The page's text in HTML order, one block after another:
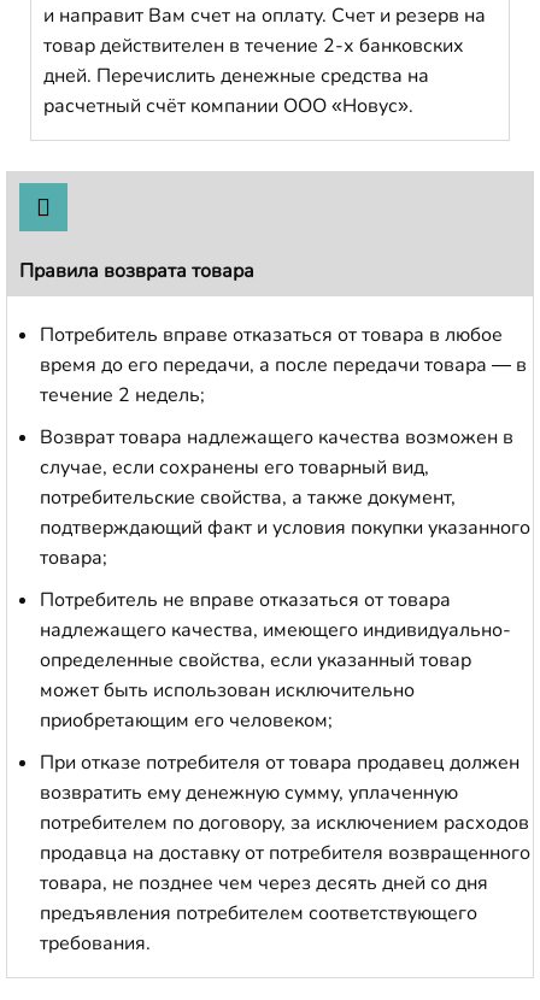
и направит Вам счет на оплату. Счет и резерв на
товар действителен в течение 2-х банковских
дней. Перечислить денежные средства на
расчетный счёт компании ООО «Новус».
Правила возврата товара
Потребитель вправе отказаться от товара в любое
время до его передачи, а после передачи товара — в
течение 2 недель;
Возврат товара надлежащего качества возможен в
случае, если сохранены его товарный вид,
потребительские свойства, а также документ,
подтверждающий факт и условия покупки указанного
товара;
Потребитель не вправе отказаться от товара
надлежащего качества, имеющего индивидуально-
определенные свойства, если указанный товар
может быть использован исключительно
приобретающим его человеком;
При отказе потребителя от товара продавец должен
возвратить ему денежную сумму, уплаченную
потребителем по договору, за исключением расходов
продавца на доставку от потребителя возвращенного
товара, не позднее чем через десять дней со дня
предъявления потребителем соответствующего
требования.